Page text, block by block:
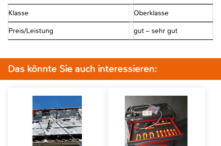
Klasse Oberklasse
Preis/Leistung gut – sehr gut
Das könnte Sie auch interessieren: